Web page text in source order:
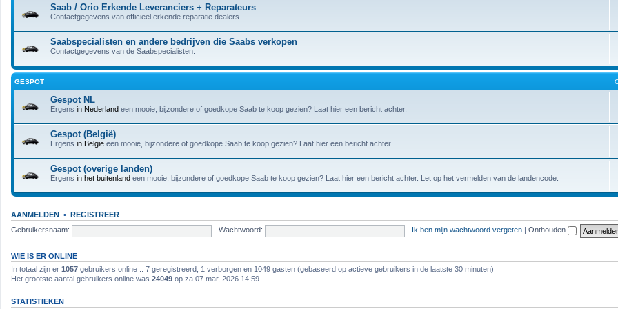
Saab / Orio Erkende Leveranciers + Reparateurs
Contactgegevens van officieel erkende reparatie dealers
Saabspecialisten en andere bedrijven die Saabs verkopen
Contactgegevens van de Saabspecialisten.
GESPOT
Gespot NL
Ergens in Nederland een mooie, bijzondere of goedkope Saab te koop gezien? Laat hier een bericht achter.
Gespot (België)
Ergens in België een mooie, bijzondere of goedkope Saab te koop gezien? Laat hier een bericht achter.
Gespot (overige landen)
Ergens in het buitenland een mooie, bijzondere of goedkope Saab te koop gezien? Laat hier een bericht achter. Let op het vermelden van de landencode.
AANMELDEN • REGISTREER
Gebruikersnaam:
Wachtwoord: Ik ben mijn wachtwoord vergeten Onthouden
WIE IS ER ONLINE
In totaal zijn er 1057 gebruikers online :: 7 geregistreerd, 1 verborgen en 1049 gasten (gebaseerd op actieve gebruikers in de laatste 30 minuten)
Het grootste aantal gebruikers online was 24049 op za 07 mar, 2026 14:59
STATISTIEKEN